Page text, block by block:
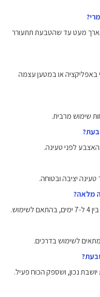
מעט עד שהטבעת תתעורר
באפליקציה או במטען עצמה
מלאה?
לשימוש בדרכים.
נכון, ושספק הכוח פעיל.